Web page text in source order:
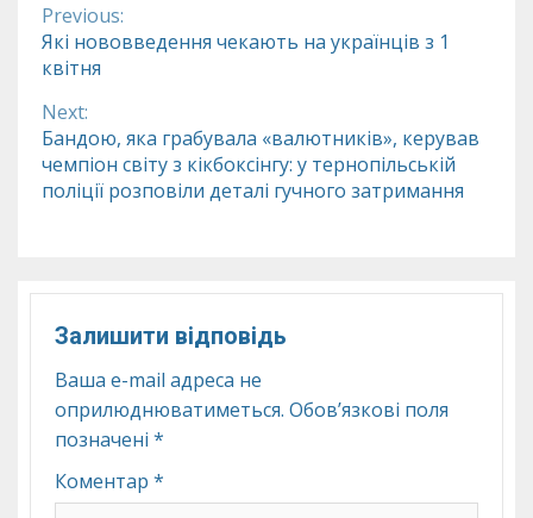
Continue
Reading
Previous:
Які нововведення чекають на українців з 1
квітня
Next:
Бандою, яка грабувала «валютників», керував
чемпіон світу з кікбоксінгу: у тернопільській
поліції розповіли деталі гучного затримання
Залишити відповідь
Ваша e-mail адреса не
оприлюднюватиметься. Обов’язкові поля
позначені *
Коментар *